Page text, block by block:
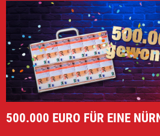
500.000 EURO FÜR EINE